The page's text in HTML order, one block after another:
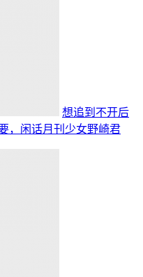
想追到不开后
，闲话月刊少女野崎君